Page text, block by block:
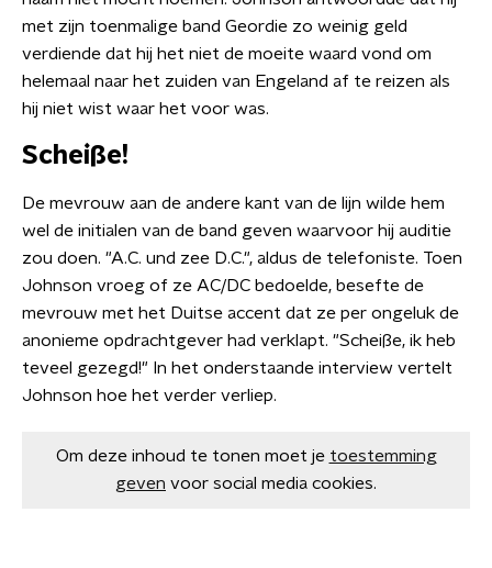
met zijn toenmalige band Geordie zo weinig geld
verdiende dat hij het niet de moeite waard vond om
helemaal naar het zuiden van Engeland af te reizen als
hij niet wist waar het voor was.
Scheiße!
De mevrouw aan de andere kant van de lijn wilde hem
wel de initialen van de band geven waarvoor hij auditie
zou doen. "A.C. und zee D.C.", aldus de telefoniste. Toen
Johnson vroeg of ze AC/DC bedoelde, besefte de
mevrouw met het Duitse accent dat ze per ongeluk de
anonieme opdrachtgever had verklapt. "Scheiße, ik heb
teveel gezegd!" In het onderstaande interview vertelt
Johnson hoe het verder verliep.
Om deze inhoud te tonen moet je toestemming
geven voor social media cookies.